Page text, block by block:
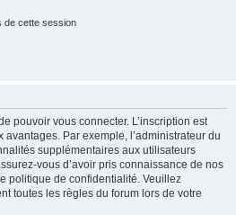
de cette session
pouvoir vous connecter. L’inscription est
Par exemple, l’administrateur du
supplémentaires aux utilisateurs
vous d’avoir pris connaissance de nos
politique de confidentialité. Veuillez
toutes les règles du forum lors de votre